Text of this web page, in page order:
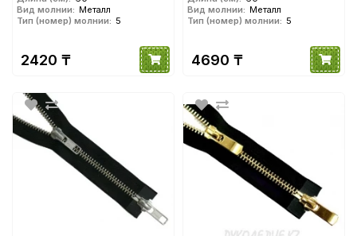
Вид молнии: Металл
Тип (номер) молнии: 5
2420 ₸
Вид молнии: Металл
Тип (номер) молнии: 5
4690 ₸